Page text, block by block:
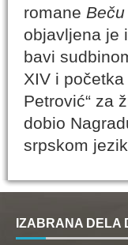
romane
objavljena je
bavi
XIV i
Petrović“ za
dobio
srpskom
IZABRANA DELA